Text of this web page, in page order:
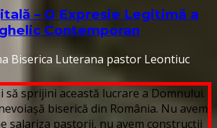
– O Expresie Legitimă a
Contemporan
Biserica Luterana pastor Leontiuc
să sprijini această lucrare a Domnului.
biserică din România. Nu avem
salariza pastorii, nu avem construcții